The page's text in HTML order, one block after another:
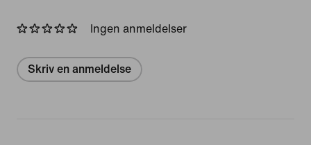
Ingen anmeldelser
Skriv en anmeldelse